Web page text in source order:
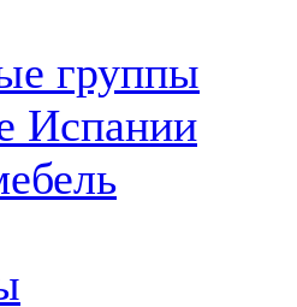
группы
Испании